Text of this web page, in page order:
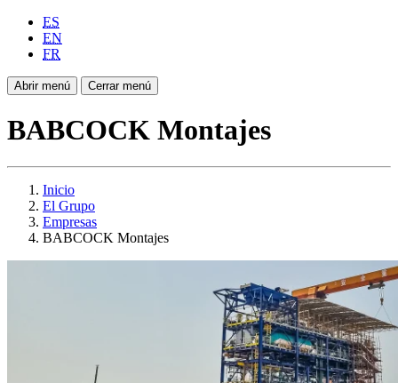
ES
EN
FR
Abrir menú Cerrar menú
BABCOCK Montajes
Inicio
El Grupo
Empresas
BABCOCK Montajes